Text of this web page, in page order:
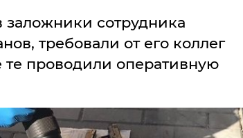
заложники сотрудника
требовали от его коллег
проводили оперативную